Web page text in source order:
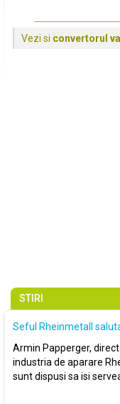
Vezi si convertorul
STIRI
Seful Rheinmetall
Armin Papperger,
industria de aparare
sunt dispusi sa isi